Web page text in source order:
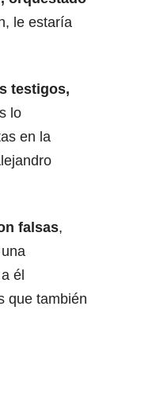
le estaría
testigos,
lo
en la
falsas,
él
que también